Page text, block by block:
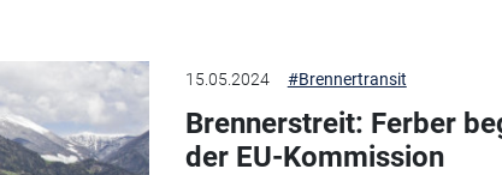
15.05.2024 #Brennertransit
Brennerstreit: Ferber
der EU-Kommission